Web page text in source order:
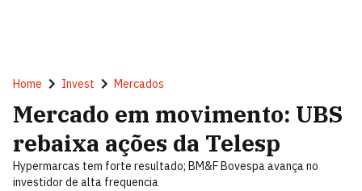
Home Invest Mercados
Mercado em movimento: UBS
rebaixa ações da Telesp
Hypermarcas tem forte resultado; BM&F Bovespa avança no
investidor de alta frequencia